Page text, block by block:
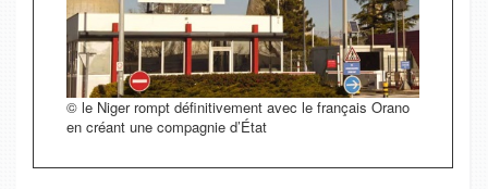
© le Niger rompt définitivement avec le français Orano
en créant une compagnie d’État